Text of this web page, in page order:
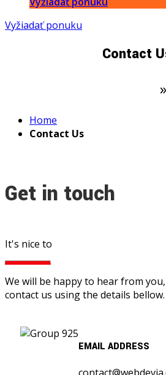
Vyžiadať ponuku
Contact
»
Home
Contact Us
Get in touch
It's nice to
We will be happy to hear from
contact us using the details bellow.
EMAIL ADDRESS